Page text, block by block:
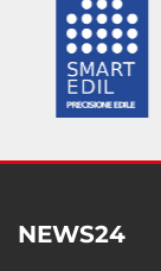
NEWS24